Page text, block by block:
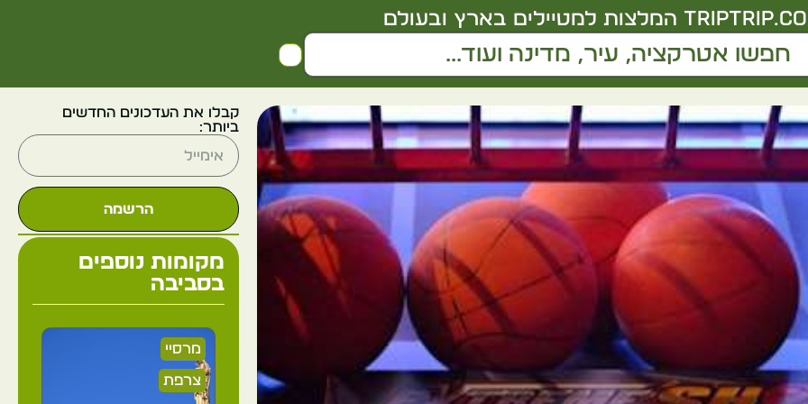
המלצות למטיילים בארץ ובעולם
קבלו את העדכונים החדשים
ביותר:
הרשמה
מקומות נוספים
בסביבה
מרסיי
צרפת